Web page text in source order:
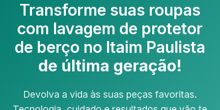
Transforme suas roupas
com lavagem de protetor
de berço no Itaim Paulista
de última geração!
Devolva a vida às suas peças favoritas.